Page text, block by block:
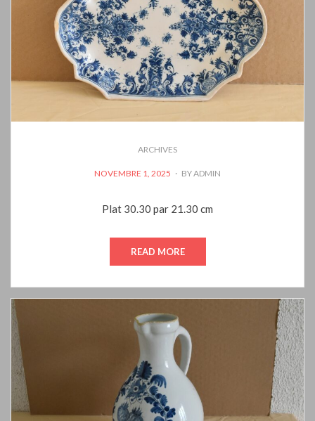
ARCHIVES
POSTED
NOVEMBRE 1, 2025 BYADMIN
Plat 30.30 par 21.30 cm
READ MORE